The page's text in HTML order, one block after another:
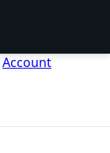
Account